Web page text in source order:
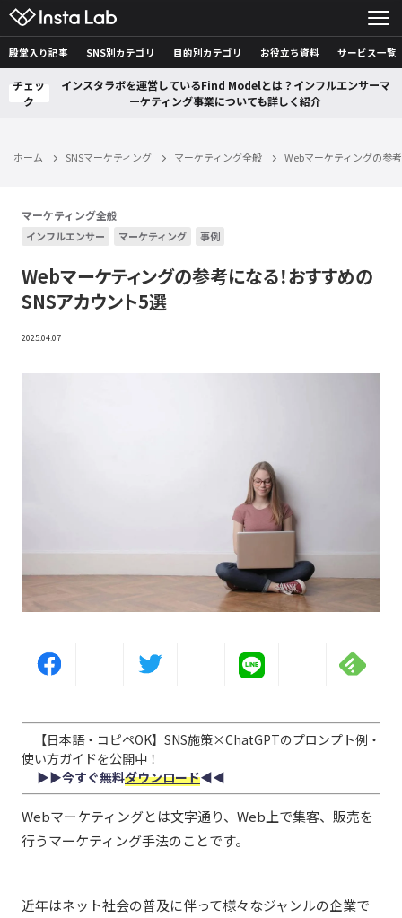
殿堂入り記事 SNS別カテゴリ 目的別カテゴリ お役立ち資料 サービス一覧
チェッ
ク
インスタラボを運営しているFind Modelとは？インフルエンサーマ
ーケティング事業についても詳しく紹介
ホーム SNSマーケティング マーケティング全般 Webマーケティングの参
マーケティング全般
インフルエンサー マーケティング 事例
Webマーケティングの参考になる！おすすめの
SNSアカウント5選
2025.04.07
【日本語・コピペOK】SNS施策×ChatGPTのプロンプト例・
使い方ガイドを公開中！
▶︎▶︎今すぐ無料ダウンロード◀︎◀︎
Webマーケティングとは文字通り、Web上で集客、販売を
行うマーケティング手法のことです。
近年はネット社会の普及に伴って様々なジャンルの企業で